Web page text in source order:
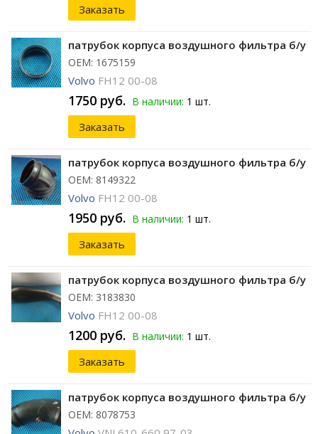
Заказать
патрубок корпуса воздушного фильтра б/у
ОЕМ: 1675159
Volvo FH12 00-08
1750 руб. В наличии: 1 шт.
Заказать
патрубок корпуса воздушного фильтра б/у
ОЕМ: 8149322
Volvo FH12 00-08
1950 руб. В наличии: 1 шт.
Заказать
патрубок корпуса воздушного фильтра б/у
ОЕМ: 3183830
Volvo FH12 00-08
1200 руб. В наличии: 1 шт.
Заказать
патрубок корпуса воздушного фильтра б/у
ОЕМ: 8078753